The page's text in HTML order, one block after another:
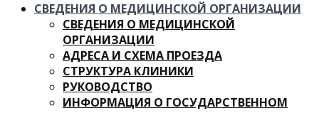
СВЕДЕНИЯ О МЕДИЦИНСКОЙ ОРГАНИЗАЦИИ
СВЕДЕНИЯ О МЕДИЦИНСКОЙ
ОРГАНИЗАЦИИ
АДРЕСА И СХЕМА ПРОЕЗДА
СТРУКТУРА КЛИНИКИ
РУКОВОДСТВО
ИНФОРМАЦИЯ О ГОСУДАРСТВЕННОМ